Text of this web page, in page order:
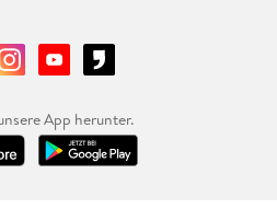
App herunter.